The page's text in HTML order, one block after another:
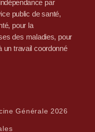
par
public de santé,
pour la
des maladies, pour
un travail coordonné
Générale 2026